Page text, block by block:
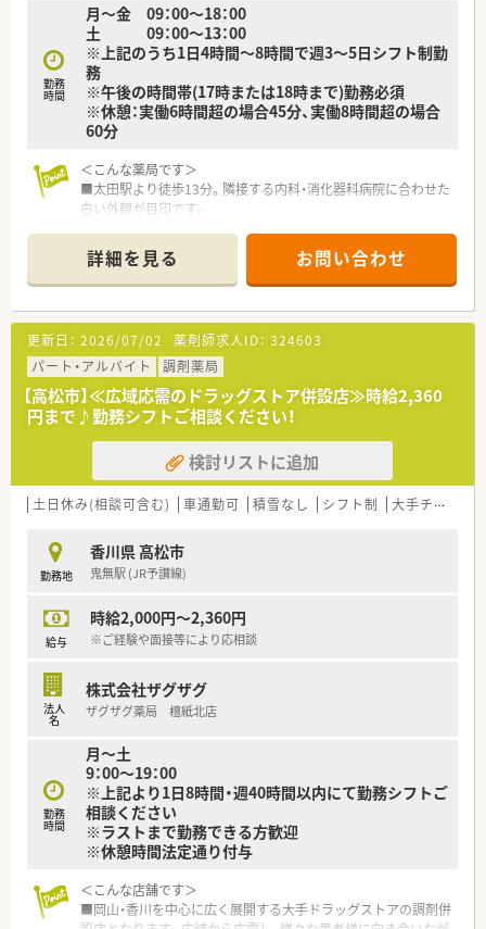
【勤務実態について】
■開局時間は18時までとなっており、時間外の勤務はほとんど
発生しないため、終業後の時間を有効に活用することが可能で
す。
■年間休日は112日確保されており、日祝休みに加えて平日の水
曜日がお休みとなるため、心身ともにリフレッシュいただけま
す。
りながら自家用車での通勤も非常にスムーズでストレスがあり
ません。
【こんな取り組みをしています】
■調剤業務の安全性を高めるために最新の錠剤監査システムを
導入しており、人的ミスを未然に防ぐ体制づくりに注力しており
ます。
■e-Learningや社内勉強会などを実施しており、日々の業務を
通じて薬剤師としての専門性を常にアップデートできる環境で
す。
■地域の方々の暮らしに根ざした薬局として、処方箋がなくても
健康相談に立ち寄れるような開かれた店舗づくりを目指してい
ます。
勤務
時間
月～金 09：00～18：00
土 09：00～13：00
※上記のうち1日4時間～8時間で週3～5日シフト制勤
務
※午後の時間帯(17時または18時まで)勤務必須
※休憩：実働6時間超の場合45分、実働8時間超の場合
60分
＜こんな薬局です＞
■太田駅より徒歩13分。隣接する内科・消化器科病院に合わせた
白い外観が目印です。
ントの開催など様々な業務に積極的に取り組まれています。
■香川県内で2店舗展開。もう1店舗も車で15分圏内にございま
す。腰を据えて地域住民の方の健康に寄与したい方へオススメ
の薬局です。
＜業務内容＞
■処方箋による調剤業務、服薬指導、薬剤情報の提供など
■隣接する病院より内科・消化器科応需。応需処方箋枚数は約75
枚。
＜研修制度＞
■現場の先輩薬剤師より指導を受けて頂きます。
＜法人特徴＞
るため、いざという時は2店舗で助け合って運営されています。
■調剤業務だけに囚われず幅広い業務が出来る方、やっていきた
い方を募集されています。
■調剤事業の他、一般医薬品の販売、介護支援事業にも取り組ん
でいます。かかりつけ、健康サポート薬局、在宅、子供向けイベン
＜こんな方にもオススメ＞
■地域に密着した調剤薬局で働きたい方
■県外への転勤が難しい方
詳細を見る お問い合わせ
更新日： 2026/07/02 薬剤師求人ID： 324603
パート・アルバイト
調剤薬局
【高松市】≪広域応需のドラッグストア併設店≫時給2,360
円まで♪勤務シフトご相談ください！
検討リストに追加
土日休み(相談可含む) 車通勤可 積雪なし シフト制 大手チェーン以外
勤務地
香川県 高松市
鬼無駅 (JR予讃線)
給与
時給2,000円～2,360円
※ご経験や面接等により応相談
法人
名
株式会社ザグザグ
ザグザグ薬局 檀紙北店
勤務
時間
月～土
9：00～19：00
※上記より1日8時間・週40時間以内にて勤務シフトご
相談ください
※ラストまで勤務できる方歓迎
※休憩時間法定通り付与
＜こんな店舗です＞
■岡山・香川を中心に広く展開する大手ドラッグストアの調剤併